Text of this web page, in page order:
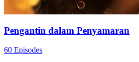
Pengantin dalam Penyamaran
60 Episodes